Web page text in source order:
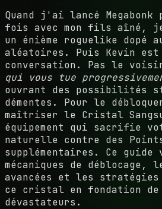
Quand j'ai lancé
fois avec mon fils aîné,
un énième roguelike dopé
aléatoires. Puis Kevin
conversation. Pas le
qui vous tue
ouvrant des possibilités
démentes. Pour le
maîtriser le Cristal
équipement qui sacrifie
naturelle contre des
supplémentaires. Ce
mécaniques de déblocage,
avancées et les stratégies
ce cristal en fondation
dévastateurs.